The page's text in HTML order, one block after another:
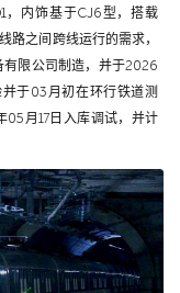
，内饰基于CJ6型，搭载
路之间跨线运行的需求，
有限公司制造，并于2026
于03月初在环行铁道测
月17日入库调试，并计